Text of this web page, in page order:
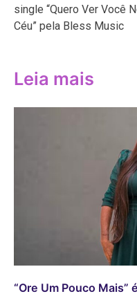
Post
single “Quero Ver Você
Céu” pela Bless Music
Leia mais
“Ore Um Pouco